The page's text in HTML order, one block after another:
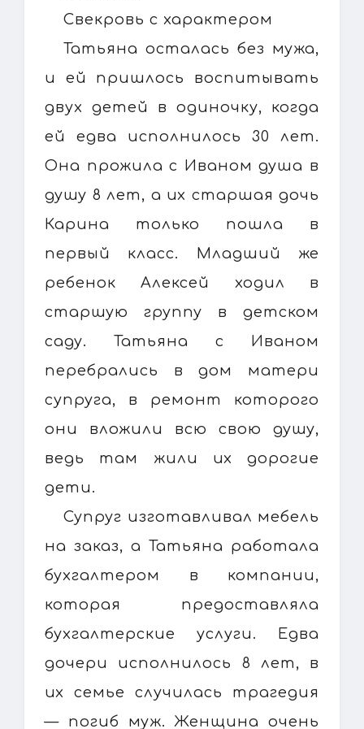
Свекровь с характером
Татьяна осталась без мужа,
и ей пришлось воспитывать
двух детей в одиночку, когда
ей едва исполнилось 30 лет.
Она прожила с Иваном душа в
душу 8 лет, а их старшая дочь
Карина только пошла в
первый класс. Младший же
ребенок Алексей ходил в
старшую группу в детском
саду. Татьяна с Иваном
перебрались в дом матери
супруга, в ремонт которого
они вложили всю свою душу,
ведь там жили их дорогие
дети.
Супруг изготавливал мебель
на заказ, а Татьяна работала
бухгалтером в компании,
которая предоставляла
бухгалтерские услуги. Едва
дочери исполнилось 8 лет, в
их семье случилась трагедия
— погиб муж. Женщина очень